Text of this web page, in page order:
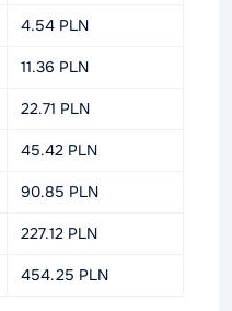
4.54 PLN
11.36 PLN
22.71 PLN
45.42 PLN
90.85 PLN
227.12 PLN
454.25 PLN